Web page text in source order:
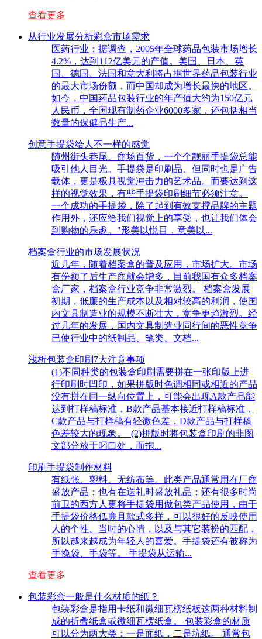
查看更多
从行业发展分析彩盒市场需求
医药行业：据调查，2005年全球药品包装市场增长
4.2%，达到112亿美元的产值。美国、日本、英
国、德国、法国和意大利将占据世界药品包装行业
的最大市场份额，而中国却成为增长最快的地区。
如今，中国药品包装行业的年产值大约为150亿元
人民币，全国现有制药企业6000多家，还包括相当
数量的保健品生产...
创意手提袋给人不一样的感觉
随州街头巷尾、商场百货，一个个靓丽手提袋总能
吸引他人目光。手提袋是印刷品、但同时也是广告
载体，更是极具视觉冲击力的艺术品。而要达到这
样的视觉效果，有些手提袋印刷细节必须注意。
一个成功的手提袋，除了起到有效支撑品牌的主题
作用外，还应给我们视觉上的享受，也让我们体会
到购物的乐趣。"形美以悦目，意美以...
档案盒行业的市场发展状况
近几年，随着档案盒的普及应用，市场扩大。市场
有份额了后生产商就会增多，目前我国有众多档案
盒厂家，档案盒行业竞争非常激烈。 档案盒发展
初期，低廉的生产成本以及相对较高的利润，使国
内文具制造业的规模不断壮大，竞争更趋激烈。经
过几年的发展，国内文具制造业同行间的恶性竞争
已使行业中的纸制品、笔类、文档...
浅析包装盒印刷7大注意事项
(1)不同种类的包装盒印刷需要拼在一张印版上进
行印刷时凹印，如果拼版时色调相同或相近的产品
没有拼在同一纵向位置上，可能会出现A款产品能
达到打样稿标准，B款产品基本接近打样稿标准，
C款产品与打样稿有轻微色差，D款产品与打样稿
色差较大的现象。 (2)拼版时将包装盒印刷的非图
文部分放于叼口处，而拖...
印刷手提袋制作材料
有纸张、塑料、无纺布等。此类产品通常用在厂商
盛放产品；也有在送礼时盛放礼品；还有很多时尚
前卫的西方人更将手提袋用做包类产品使用，由于
手提袋价格低廉且款式多样，可以很好的反映使用
人的个性、当时的心情，以及与其它装扮的匹配，
所以越来越成为年轻人的喜爱。手提袋还有被称为
手挽袋、手袋等。 手提袋从运输...
查看更多
包装彩盒一般是什么材质的纸？
包装彩盒是指用卡纸和微细瓦楞纸板这两种材料制
成的折叠纸盒或微细瓦楞纸盒。 包装彩盒的材质
可以分为两大类：一是面纸，二是坑纸。 通常包